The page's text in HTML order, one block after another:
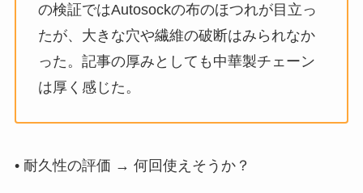
の検証ではAutosockの布のほつれが目立っ
たが、大きな穴や繊維の破断はみられなか
った。記事の厚みとしても中華製チェーン
は厚く感じた。
• 耐久性の評価 → 何回使えそうか？